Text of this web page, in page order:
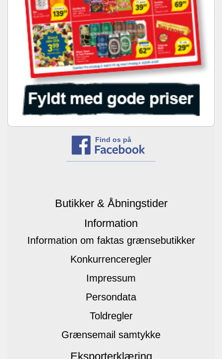
Find os på
Butikker & Åbningstider
Information
Information om faktas grænsebutikker
Konkurrenceregler
Impressum
Persondata
Toldregler
Grænsemail samtykke
Eksporterklæring